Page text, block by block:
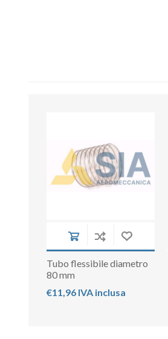
Tubo flessibile diametro
80 mm
€11,96 IVA inclusa